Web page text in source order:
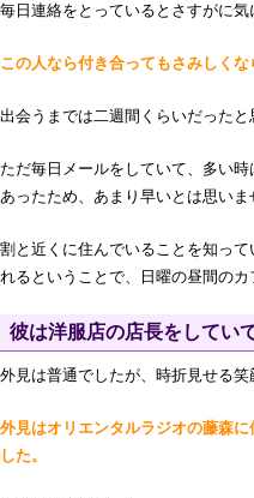
毎日連絡をとっているとさすがに気
この人なら付き合ってもさみしくな
出会うまでは二週間くらいだったと
ただ毎日メールをしていて、多い
あったため、あまり早いとは思いま
割と近くに住んでいることを知っ
れるということで、日曜の昼間のカ
彼は洋服店の店長をしてい
外見は普通でしたが、時折見せる笑
外見はオリエンタルラジオの藤森
した。